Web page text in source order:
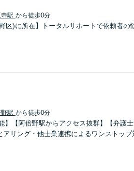
駅 から徒歩0分
区)に所在】トータルサポートで依頼者の
駅 から徒歩0分
】【阿倍野駅からアクセス抜群】【弁護
リング・他士業連携によるワンストッ